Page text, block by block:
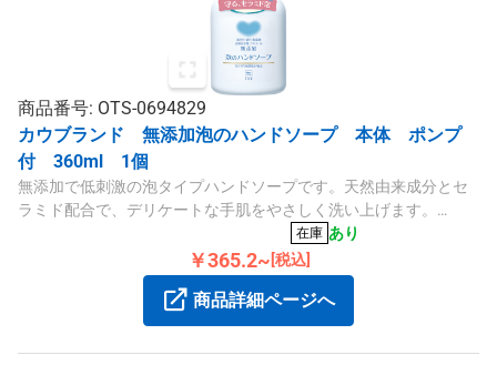
商品番号: OTS-0694829
カウブランド 無添加泡のハンドソープ 本体 ポンプ
付 360ml 1個
無添加で低刺激の泡タイプハンドソープです。天然由来成分とセ
ラミド配合で、デリケートな手肌をやさしく洗い上げます。
在庫 あり
￥365.2~ [税込]
商品詳細ページへ